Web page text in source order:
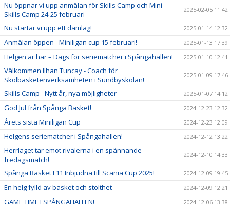
Nu öppnar vi upp anmälan för Skills Camp och Mini
Skills Camp 24-25 februari
2025-02-05 11:42
Nu startar vi upp ett damlag! 2025-01-14 12:32
Anmälan öppen - Miniligan cup 15 februari! 2025-01-13 17:39
Helgen är här – Dags för seriematcher i Spångahallen! 2025-01-10 12:41
Välkommen Ilhan Tuncay - Coach för
Skolbasketenverksamheten i Sundbyskolan!
2025-01-09 17:46
Skills Camp - Nytt år, nya möjligheter 2025-01-07 14:12
God Jul från Spånga Basket! 2024-12-23 12:32
Årets sista Miniligan Cup 2024-12-23 12:09
Helgens seriematcher i Spångahallen! 2024-12-12 13:22
Herrlaget tar emot rivalerna i en spännande
fredagsmatch!
2024-12-10 14:33
Spånga Basket F11 Inbjudna till Scania Cup 2025! 2024-12-09 19:45
En helg fylld av basket och stolthet 2024-12-09 12:21
GAME TIME I SPÅNGAHALLEN! 2024-12-06 13:38